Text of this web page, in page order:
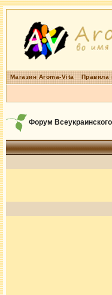
Магазин Aroma-Vita Правила
Форум